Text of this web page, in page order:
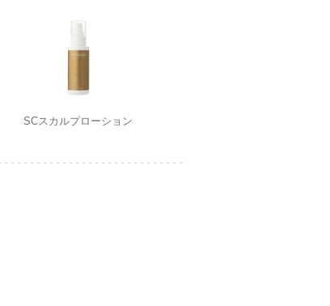
SCスカルプローション